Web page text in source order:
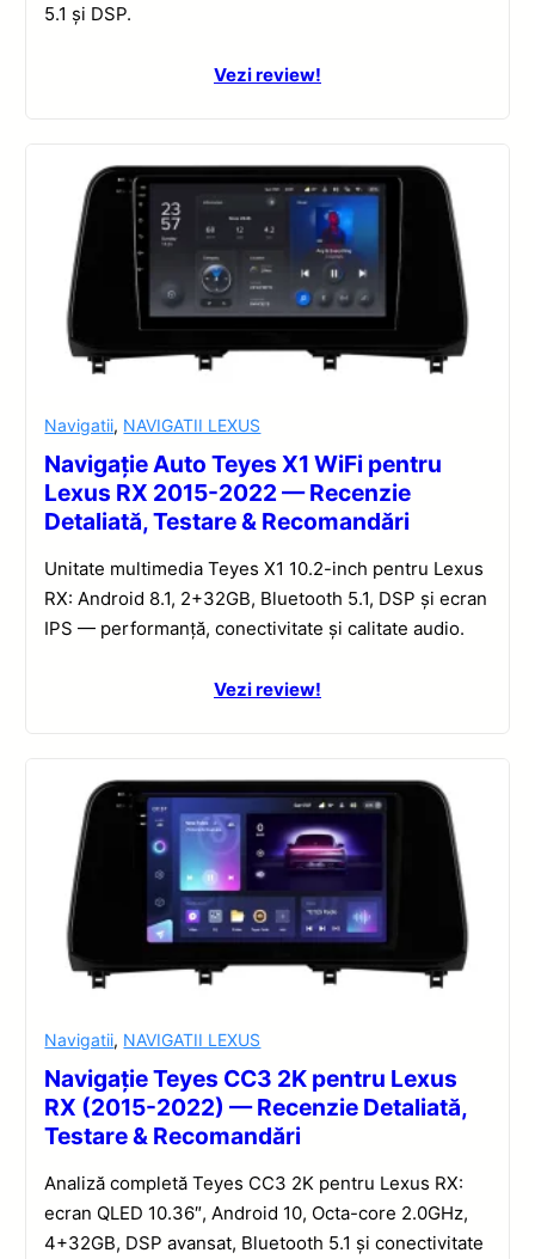
5.1 și DSP.
Vezi review!
Navigatii, NAVIGATII LEXUS
Navigație Auto Teyes X1 WiFi pentru
Lexus RX 2015-2022 — Recenzie
Detaliată, Testare & Recomandări
Unitate multimedia Teyes X1 10.2-inch pentru Lexus
RX: Android 8.1, 2+32GB, Bluetooth 5.1, DSP și ecran
IPS — performanță, conectivitate și calitate audio.
Vezi review!
Navigatii, NAVIGATII LEXUS
Navigație Teyes CC3 2K pentru Lexus
RX (2015-2022) — Recenzie Detaliată,
Testare & Recomandări
Analiză completă Teyes CC3 2K pentru Lexus RX:
ecran QLED 10.36″, Android 10, Octa-core 2.0GHz,
4+32GB, DSP avansat, Bluetooth 5.1 și conectivitate